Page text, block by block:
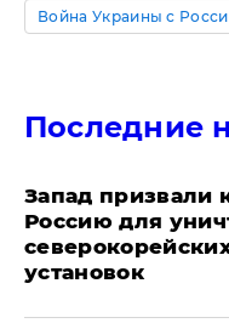
Война Украины с
Последние
Запад призвали
Россию для
установок